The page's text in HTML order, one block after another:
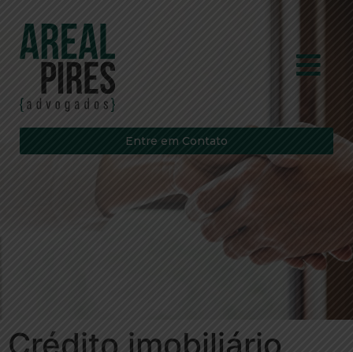
Entre em Contato